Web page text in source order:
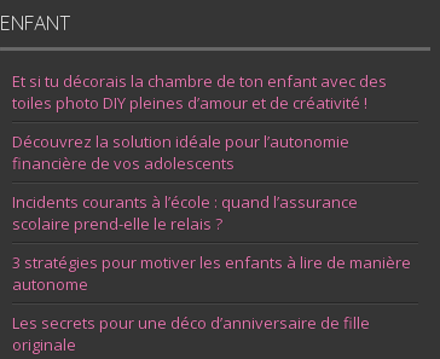
ENFANT
Et si tu décorais la chambre de ton enfant avec des
toiles photo DIY pleines d’amour et de créativité !
Découvrez la solution idéale pour l’autonomie
financière de vos adolescents
Incidents courants à l’école : quand l’assurance
scolaire prend-elle le relais ?
3 stratégies pour motiver les enfants à lire de manière
autonome
Les secrets pour une déco d’anniversaire de fille
originale